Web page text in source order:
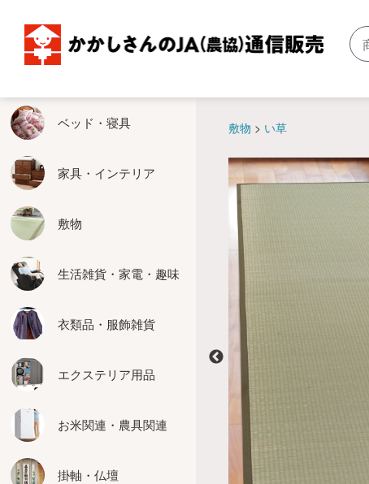
敷物 い草
ベッド・寝具 ベッド・寝具
ベッド
掛布団
敷布団
カバー
家具・インテリア
家具・インテリア
収納家具
テーブル
座卓
ソファー
座椅子
座布団
インテリア用品
カーテン
その他の家具
敷物
敷物
い草
カーペット
廊下敷
玄関マット
生活雑貨・家電・趣味
生活雑貨・家電・趣味
健康
生活雑貨
家電
キッチン用品
お掃除
衣類品・服飾雑貨
衣類品・服飾雑貨
婦人服
紳士服
服飾雑貨
エクステリア用品
エクステリア用品
物置
ぬれ緑
はしご
脚立
エクステリアその他
お米関連・農具関連
お米関連・農具関連
玄米保冷庫
米びつクーラー
精米機
その他お米関連
掛軸・仏壇
掛軸・仏壇
掛軸
仏壇仏具
床の間関連
暖房器具
こたつ
ホットカーペット
その他暖房器具
食品・健康食品
食品
健康食品